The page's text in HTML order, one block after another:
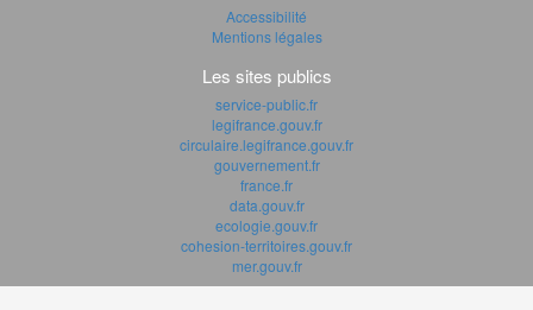
Accessibilité
Mentions légales
Les sites publics
service-public.fr
legifrance.gouv.fr
circulaire.legifrance.gouv.fr
gouvernement.fr
france.fr
data.gouv.fr
ecologie.gouv.fr
cohesion-territoires.gouv.fr
mer.gouv.fr